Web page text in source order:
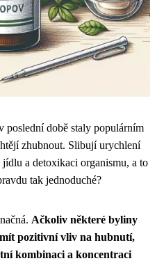
poslední době staly populárním
zhubnout. Slibují urychlení
a detoxikaci organismu, a to
tak jednoduché?
Ačkoliv některé byliny
pozitivní vliv na hubnutí,
kombinaci a koncentraci